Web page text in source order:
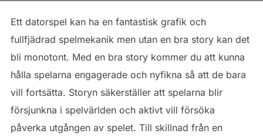
Ett datorspel kan ha en fantastisk grafik och
fullfjädrad spelmekanik men utan en bra story kan det
bli monotont. Med en bra story kommer du att kunna
hålla spelarna engagerade och nyfikna så att de bara
vill fortsätta. Storyn säkerställer att spelarna blir
försjunkna i spelvärlden och aktivt vill försöka
påverka utgången av spelet. Till skillnad från en